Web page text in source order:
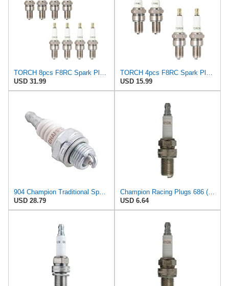
TORCH 8pcs F8RC Spark Plug Replace for NGK 5422/BR8ES, for DENSO W24SER-U, for CHAMPION RN3C, OE108
USD 31.99
TORCH 4pcs F8RC Spark Plug Replace for NGK 5422/BR8ES, for DENSO W24SER-U, for CHAMPION RN3C, OE108
USD 15.99
904 Champion Traditional Spark Plug. Part# RN4YC
USD 28.79
Champion Racing Plugs 686 (C57) Pack of 1 (UPC 037551005666)
USD 6.64